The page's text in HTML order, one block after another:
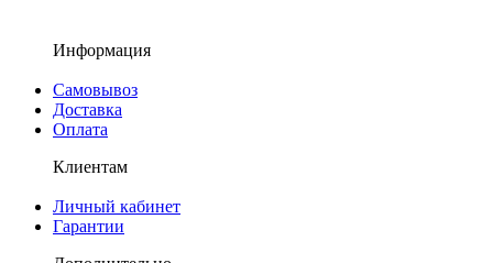
Информация
Самовывоз
Доставка
Оплата
Клиентам
Личный кабинет
Гарантии